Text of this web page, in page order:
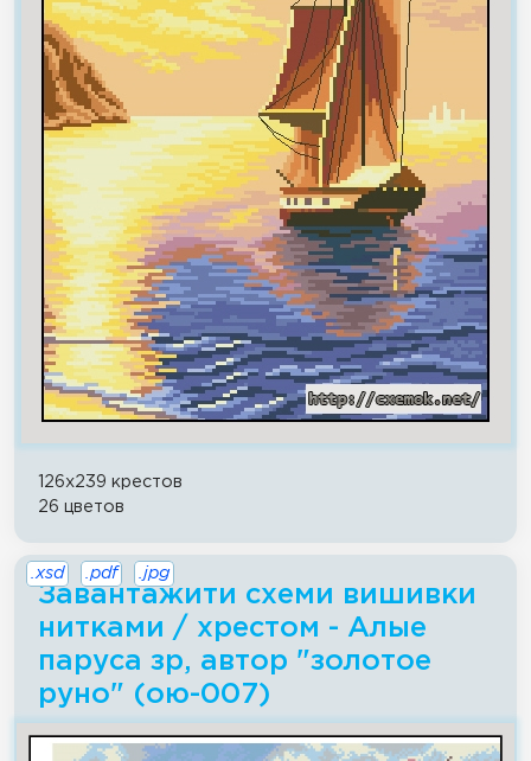
126x239 крестов
26 цветов
Завантажити схеми вишивки
нитками / хрестом - Алые
паруса зр, автор "золотое
руно" (ою-007)
.xsd .pdf .jpg